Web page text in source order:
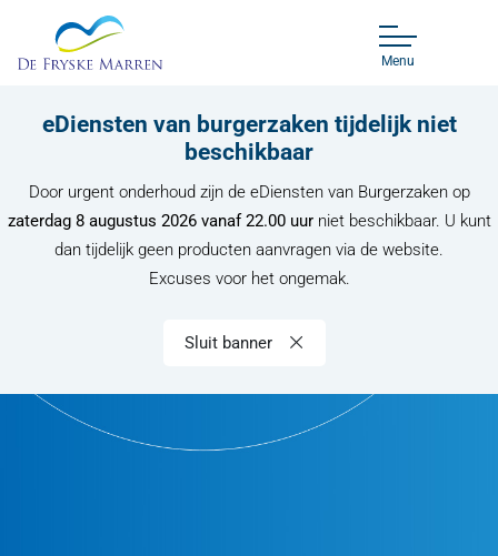
Menu
eDiensten van burgerzaken tijdelijk niet
beschikbaar
Door urgent onderhoud zijn de eDiensten van Burgerzaken op
zaterdag 8 augustus 2026 vanaf 22.00 uurniet beschikbaar. U kunt
dan tijdelijk geen producten aanvragen via de website.
Excuses voor het ongemak.
Sluit banner